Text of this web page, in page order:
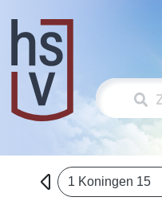
1 Koningen 15